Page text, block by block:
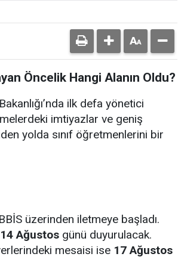
Öncelik Hangi Alanın Oldu?
ilk defa yönetici
imtiyazlar ve geniş
yolda sınıf öğretmenlerini bir
üzerinden iletmeye başladı.
14 Ağustos günü duyurulacak.
mesaisi ise 17 Ağustos